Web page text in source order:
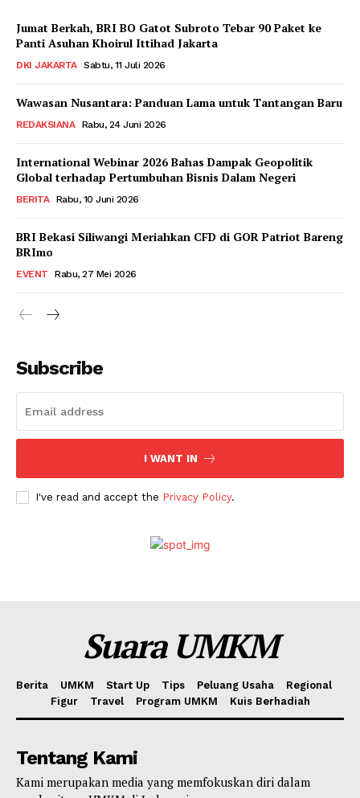
Jumat Berkah, BRI BO Gatot Subroto Tebar 90 Paket ke
Panti Asuhan Khoirul Ittihad Jakarta
DKI JAKARTA Sabtu, 11 Juli 2026
Wawasan Nusantara: Panduan Lama untuk Tantangan Baru
REDAKSIANA Rabu, 24 Juni 2026
International Webinar 2026 Bahas Dampak Geopolitik
Global terhadap Pertumbuhan Bisnis Dalam Negeri
BERITA Rabu, 10 Juni 2026
BRI Bekasi Siliwangi Meriahkan CFD di GOR Patriot Bareng
BRImo
EVENT Rabu, 27 Mei 2026
Subscribe
I WANT IN
I've read and accept the Privacy Policy.
Suara UMKM
Berita UMKM Start Up Tips Peluang Usaha
Regional
Figur
Travel Program UMKM Kuis Berhadiah
Tentang Kami
Kami merupakan media yang memfokuskan diri dalam